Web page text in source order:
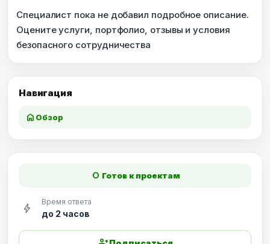
Навигация
home Обзор
Специалист пока не добавил подробное описание.
Оцените услуги, портфолио, отзывы и условия
безопасного сотрудничества
fiber_manual_record Готов к проектам
bolt Время ответа
до 2 часов